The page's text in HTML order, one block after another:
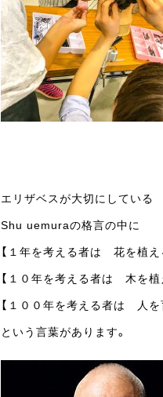
エリザベスが大切にしている
Shu uemuraの格言の中に
【１年を考える者は 花を植え
【１０年を考える者は 木を植
【１００年を考える者は 人を
という言葉があります。